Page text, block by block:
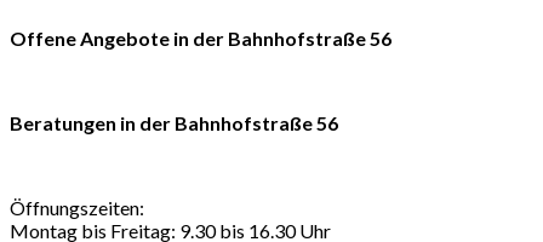
Offene Angebote in der Bahnhofstraße 56
Beratungen in der Bahnhofstraße 56
Öffnungszeiten:
Montag bis Freitag: 9.30 bis 16.30 Uhr